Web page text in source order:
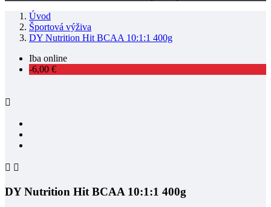
Úvod
Športová výživa
DY Nutrition Hit BCAA 10:1:1 400g
Iba online
-6,00 €

 
DY Nutrition Hit BCAA 10:1:1 400g